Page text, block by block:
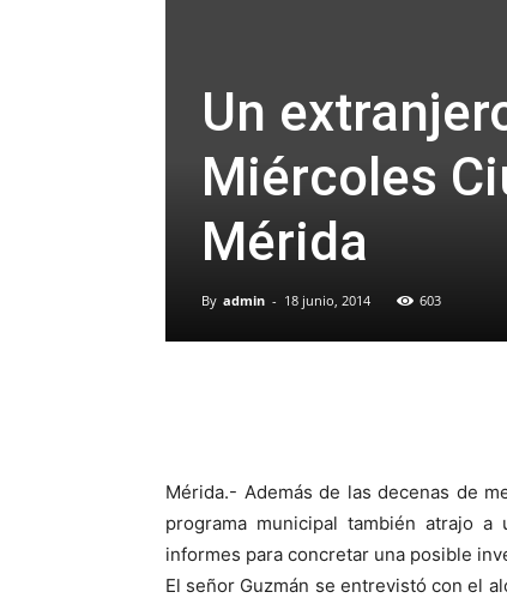
Un
Miércoles
Mérida
By admin - 18 junio, 2014 603
Mérida.- Además de las decenas de
programa municipal también atrajo
informes para concretar una posible
El señor Guzmán se entrevistó con el